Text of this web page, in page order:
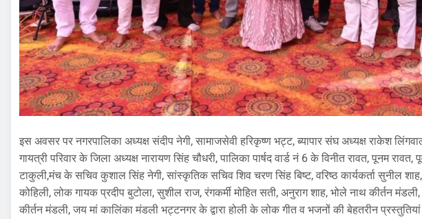
इस अवसर पर नगरपालिका अध्यक्ष संदीप नेगी, सामाजसेवी हरिकृष्ण भट्ट, ब्यापार संघ अध्यक्ष राकेश
गायत्री परिवार के जिला अध्यक्ष नारायण सिंह चौधरी, पालिका पार्षद वार्ड नं 6 के विनीत रावत, पूनम रावत,
टाकुली,मंच के सचिव कुशाल सिंह नेगी, सांस्कृतिक सचिव शिव चरण सिंह बिष्ट, वरिष्ठ कार्यकर्ता सुनील
कोहिली, लोक गायक प्रदीप बुटोला, सुशील राज, रंगकर्मी मोहित सती, अनुराग शाह, भोले नाथ कीर्तन
कीर्तन मंडली, जय मां कालिंका मंडली भट्टनगर के द्वारा होली के लोक गीत व भजनों की बेहतरीन